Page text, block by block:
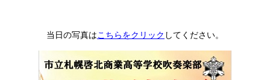
当日の写真はこちらをクリック してください。